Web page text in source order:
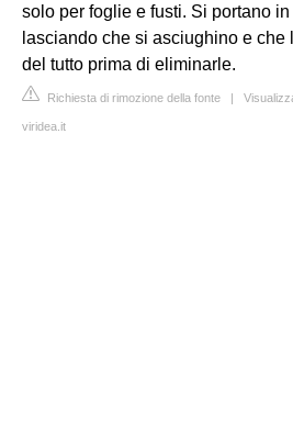
solo per foglie e fusti. Si portano
lasciando che si asciughino e
del tutto prima di eliminarle.
Richiesta di rimozione della fonte |
viridea.it